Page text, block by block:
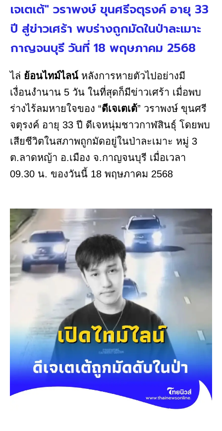
เจเตเต้" วราพงษ์ ขุนศรีจตุรงค์ อายุ 33
ปี สู่ข่าวเศร้า พบร่างถูกมัดในป่าละเมาะ
กาญจนบุรี วันที่ 18 พฤษภาคม 2568
ไล่ ย้อนไทม์ไลน์ หลังการหายตัวไปอย่างมี
เงื่อนงำนาน 5 วัน ในที่สุดก็มีข่าวเศร้า เมื่อพบ
ร่างไร้ลมหายใจของ “ดีเจเตเต้” วราพงษ์ ขุนศรี
จตุรงค์ อายุ 33 ปี ดีเจหนุ่มชาวกาฬสินธุ์ โดยพบ
เสียชีวิตในสภาพถูกมัดอยู่ในป่าละเมาะ หมู่ 3
ต.ลาดหญ้า อ.เมือง จ.กาญจนบุรี เมื่อเวลา
09.30 น. ของวันนี้ 18 พฤษภาคม 2568